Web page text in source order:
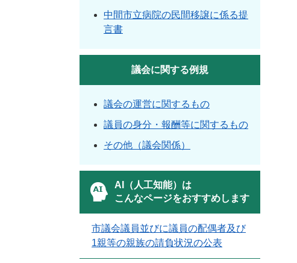
中間市立病院の民間移譲に係る提
言書
議会に関する例規
議会の運営に関するもの
議員の身分・報酬等に関するもの
その他（議会関係）
AI（人工知能）は
こんなページをおすすめします
市議会議員並びに議員の配偶者及び
1親等の親族の請負状況の公表